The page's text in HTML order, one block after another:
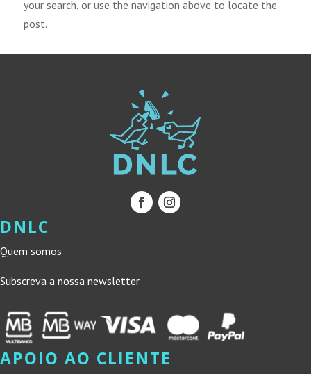
your search, or use the navigation above to locate the
post.
DNLC
Quem somos
Subscreva a nossa newsletter
APOIO AO CLIENTE